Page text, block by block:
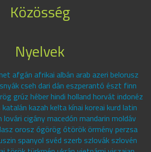
Közösség
Nyelvek
afgán afrikai albán arab azeri belorusz
cseh dari dán eszperantó észt finn
grúz héber hindi holland horvát indonéz
katalán kazah kelta kínai koreai kurd latin
cigány macedón mandarin moldáv
orosz ógörög ótörök örmény perzsa
spanyol svéd szerb szlovák szlovén